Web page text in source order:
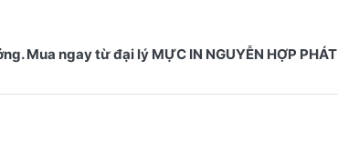
Mua ngay từ đại lý MỰC IN NGUYỄN HỢP PHÁT